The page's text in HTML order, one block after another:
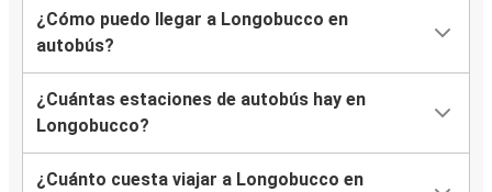
¿Cómo puedo llegar a Longobucco en
autobús?
¿Cuántas estaciones de autobús hay en
Longobucco?
¿Cuánto cuesta viajar a Longobucco en